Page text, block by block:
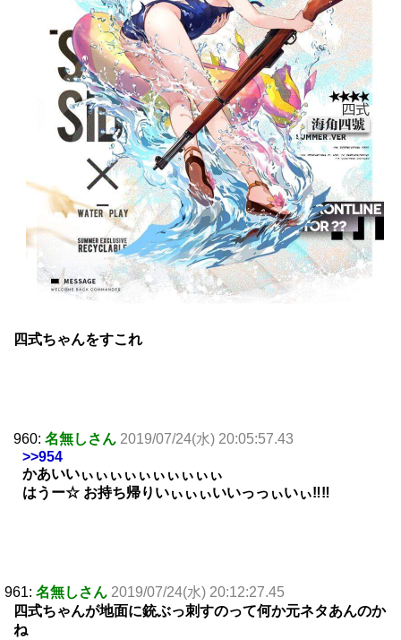
四式ちゃんをすこれ
960: 名無しさん 2019/07/24(水) 20:05:57.43
>>954
かあいいぃぃぃぃぃぃぃぃぃぃ
はうー☆ お持ち帰りいぃぃぃいいっっぃいぃ‼︎‼︎
961: 名無しさん 2019/07/24(水) 20:12:27.45
四式ちゃんが地面に銃ぶっ刺すのって何か元ネタあんのか
ね